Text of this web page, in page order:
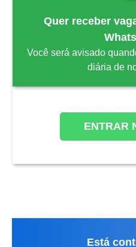
Quer receber
Você será avisado
diária de
ENTRAR
Está